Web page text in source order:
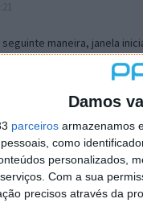
Damos
parceiros armazenamos
como
personalizados,
Com a sua
precisos através da
maneira, janela
separador Menu ‘Iniciar’
escolheres o Browser
ao teu Firefox e nas
e logo perto do fim
é o browser predefinido.